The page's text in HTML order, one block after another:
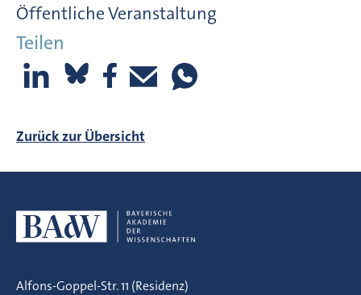
Öffentliche Veranstaltung
Teilen
Zurück zur Übersicht
Alfons-Goppel-Str. 11 (Residenz)